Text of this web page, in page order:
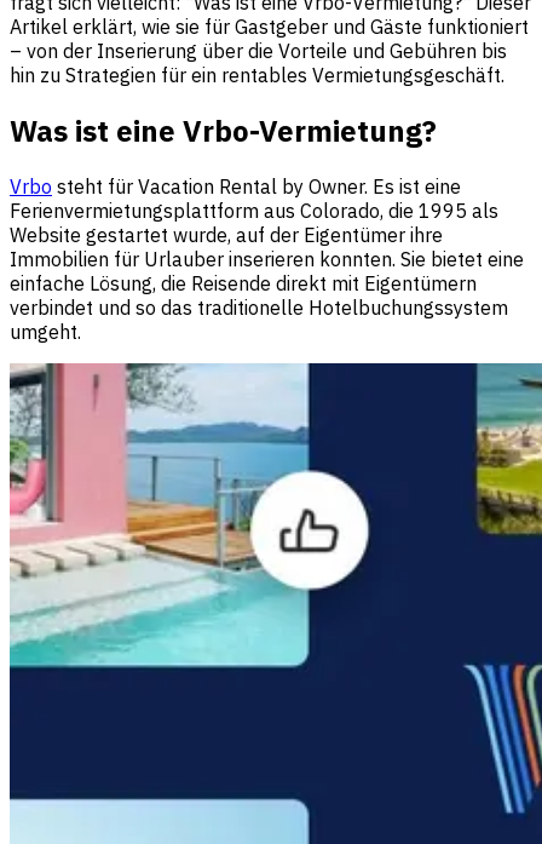
Artikel erklärt, wie sie für Gastgeber und Gäste funktioniert
– von der Inserierung über die Vorteile und Gebühren bis
hin zu Strategien für ein rentables Vermietungsgeschäft.
Was ist eine Vrbo-Vermietung?
Vrbo steht für Vacation Rental by Owner. Es ist eine
Ferienvermietungsplattform aus Colorado, die 1995 als
Website gestartet wurde, auf der Eigentümer ihre
Immobilien für Urlauber inserieren konnten. Sie bietet eine
einfache Lösung, die Reisende direkt mit Eigentümern
verbindet und so das traditionelle Hotelbuchungssystem
umgeht.